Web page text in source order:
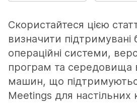
Скористайтеся цією
визначити підтримувані
операційні системи,
програм та середовища
машин, що
Meetings для настільних